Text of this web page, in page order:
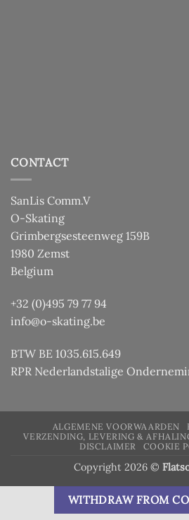
CONTACT
SanLis Comm.V
O-Skating
Grimbergsesteenweg 159B
1980 Zemst
Belgium
+32 (0)495 79 77 94
info@o-skating.be
BTW BE 1035.615.649
RPR Nederlandstalige
ALGEMENE VOORWAARDEN
VERZENDING, LEVERING &
DISCLAIMER
COOKIE
Copyright 2026 ©
WITHDRAW FROM